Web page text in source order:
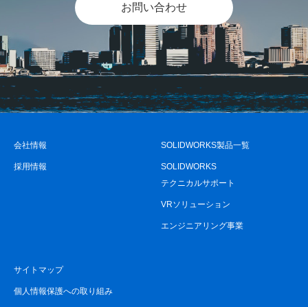
お問い合わせ
会社情報
採用情報
SOLIDWORKS製品一覧
SOLIDWORKS
テクニカルサポート
VRソリューション
エンジニアリング事業
サイトマップ
個人情報保護への取り組み